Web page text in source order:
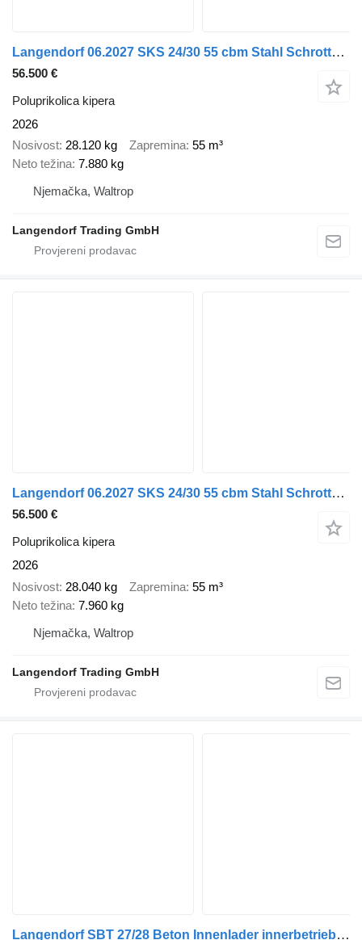
Langendorf 06.2027 SKS 24/30 55 cbm Stahl Schrottmulde
56.500 €
Poluprikolica kipera
2026
Nosivost 28.120 kg Zapremina 55 m³
Neto težina 7.880 kg
Njemačka, Waltrop
Langendorf Trading GmbH
Langendorf 06.2027 SKS 24/30 55 cbm Stahl Schrottmulde
56.500 €
Poluprikolica kipera
2026
Nosivost 28.040 kg Zapremina 55 m³
Neto težina 7.960 kg
Njemačka, Waltrop
Langendorf Trading GmbH
Langendorf SBT 27/28 Beton Innenlader innerbetrieblichen Einsatz